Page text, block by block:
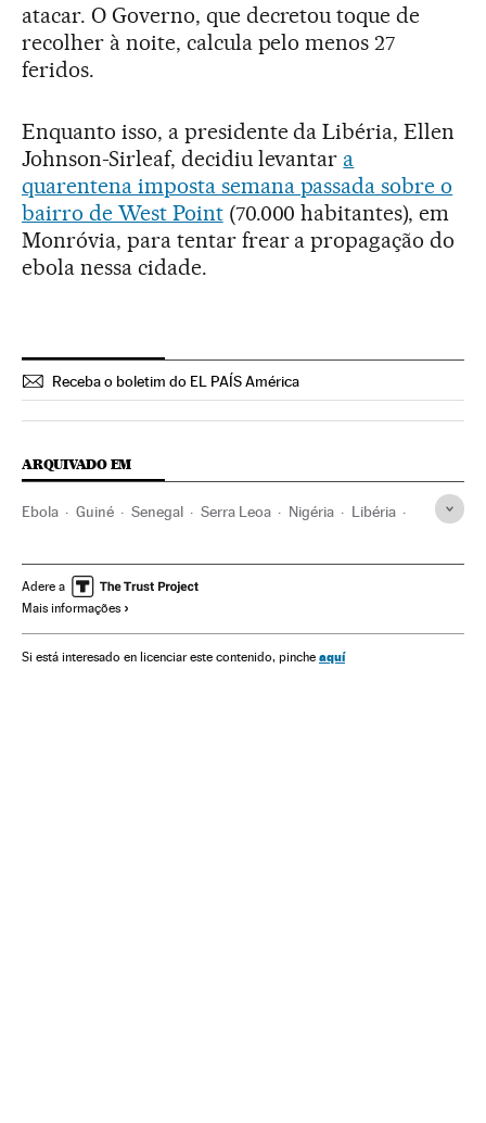
atacar. O Governo, que decretou toque de
recolher à noite, calcula pelo menos 27
feridos.
Enquanto isso, a presidente da Libéria, Ellen
Johnson-Sirleaf, decidiu levantar a
quarentena imposta semana passada sobre o
bairro de West Point(70.000 habitantes), em
Monróvia, para tentar frear a propagação do
ebola nessa cidade.
Receba o boletim do EL PAÍS América
ARQUIVADO EM
Ebola Guiné Senegal Serra Leoa Nigéria Libéria
África central África meridional
Doenças infecciosas
Organizações internacionais Medicina
Adere a
Mais informações
Si está interesado en licenciar este contenido, pinche aquí